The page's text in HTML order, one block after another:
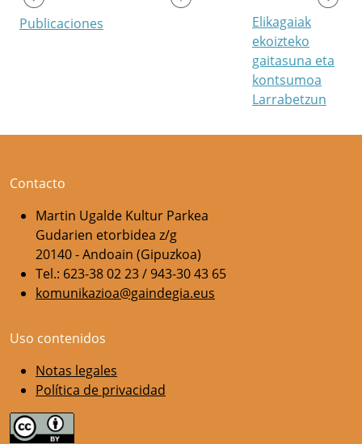
Publicaciones
Elikagaiak
ekoizteko
gaitasuna eta
kontsumoa
Larrabetzun
Contacto
Martin Ugalde Kultur Parkea
Gudarien etorbidea z/g
20140 - Andoain (Gipuzkoa)
Tel.: 623-38 02 23 / 943-30 43 65
komunikazioa@gaindegia.eus
Uso contenidos
Notas legales
Política de privacidad